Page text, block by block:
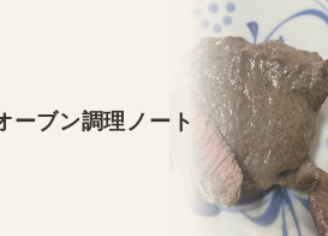
ーブン調理ノート